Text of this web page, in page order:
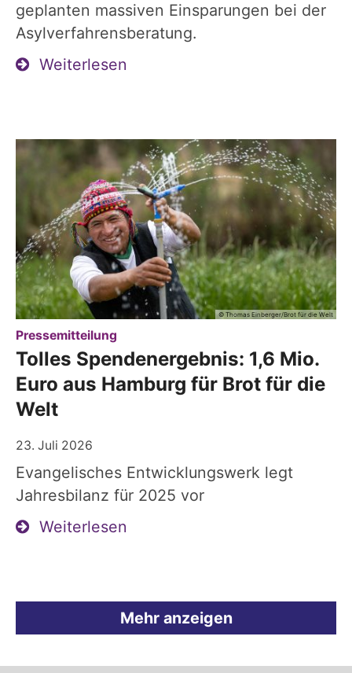
geplanten massiven Einsparungen bei der
Asylverfahrensberatung.
Weiterlesen
© Thomas Einberger/Brot für die Welt
Pressemitteilung
Tolles Spendenergebnis: 1,6 Mio.
Euro aus Hamburg für Brot für die
Welt
23. Juli 2026
Evangelisches Entwicklungswerk legt
Jahresbilanz für 2025 vor
Weiterlesen
Mehr anzeigen